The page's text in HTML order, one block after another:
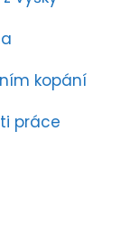
kopání
práce